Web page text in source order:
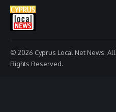
© 2026 Cyprus Local Net News. All
Rights Reserved.